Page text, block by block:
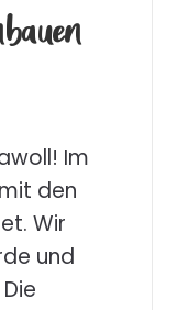
Im
den
Wir
und